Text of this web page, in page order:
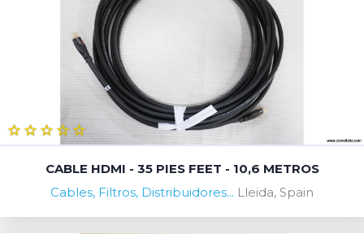
CABLE HDMI - 35 PIES FEET - 10,6 METROS
Cables, Filtros, Distribuidores... Lleida, Spain